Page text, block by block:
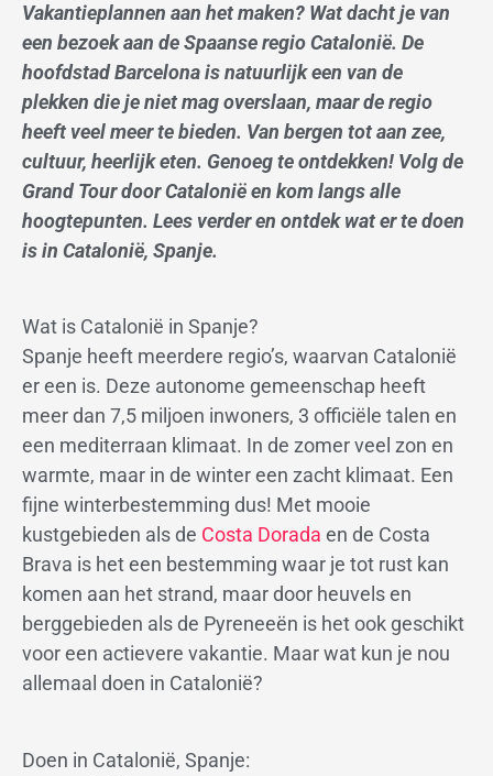
Vakantieplannen aan het maken? Wat dacht je van
een bezoek aan de Spaanse regio Catalonië. De
hoofdstad Barcelona is natuurlijk een van de
plekken die je niet mag overslaan, maar de regio
heeft veel meer te bieden. Van bergen tot aan zee,
cultuur, heerlijk eten. Genoeg te ontdekken! Volg de
Grand Tour door Catalonië en kom langs alle
hoogtepunten. Lees verder en ontdek wat er te doen
is in Catalonië, Spanje.
Wat is Catalonië in Spanje?
Spanje heeft meerdere regio’s, waarvan Catalonië
er een is. Deze autonome gemeenschap heeft
meer dan 7,5 miljoen inwoners, 3 officiële talen en
een mediterraan klimaat. In de zomer veel zon en
warmte, maar in de winter een zacht klimaat. Een
fijne winterbestemming dus! Met mooie
kustgebieden als de Costa Dorada en de Costa
Brava is het een bestemming waar je tot rust kan
komen aan het strand, maar door heuvels en
berggebieden als de Pyreneeën is het ook geschikt
voor een actievere vakantie. Maar wat kun je nou
allemaal doen in Catalonië?
Doen in Catalonië, Spanje: